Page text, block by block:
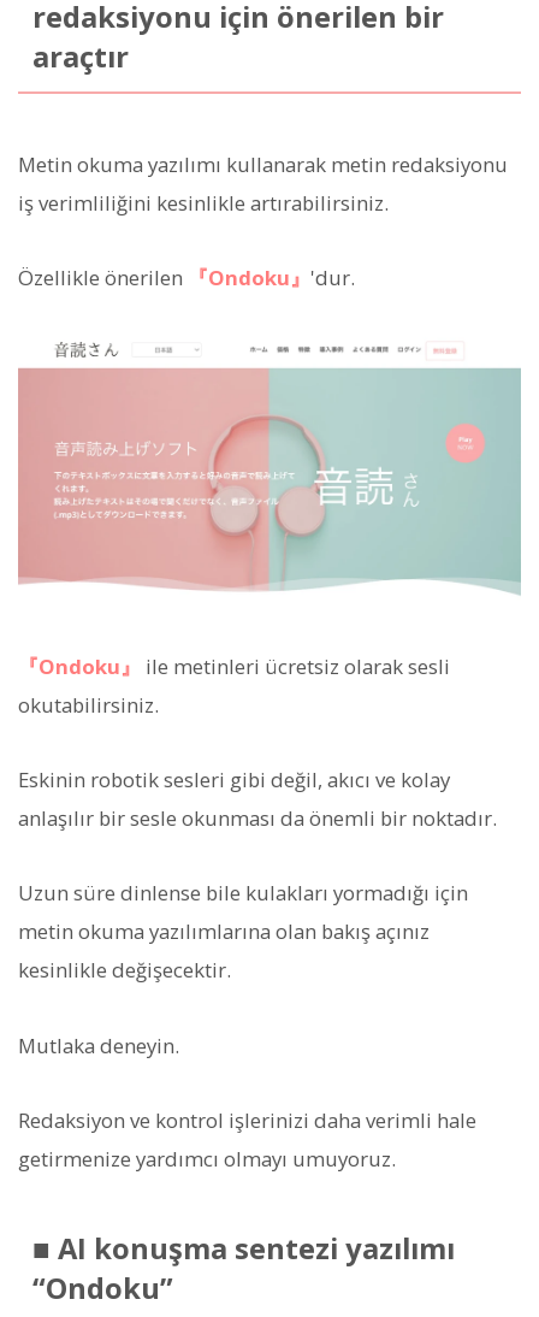
redaksiyonu için önerilen bir
araçtır
Metin okuma yazılımı kullanarak metin redaksiyonu
iş verimliliğini kesinlikle artırabilirsiniz.
Özellikle önerilen 『Ondoku』 'dur.
『Ondoku』
ile metinleri ücretsiz olarak sesli
okutabilirsiniz.
Eskinin robotik sesleri gibi değil, akıcı ve kolay
anlaşılır bir sesle okunması da önemli bir noktadır.
Uzun süre dinlense bile kulakları yormadığı için
metin okuma yazılımlarına olan bakış açınız
kesinlikle değişecektir.
Mutlaka deneyin.
Redaksiyon ve kontrol işlerinizi daha verimli hale
getirmenize yardımcı olmayı umuyoruz.
■ AI konuşma sentezi yazılımı
“Ondoku”